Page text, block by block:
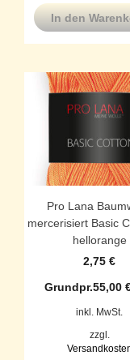
In den
Pro Lana
mercerisiert Basic
hellorange
2,75€
Grundpr.55,00
inkl. MwSt.
zzgl.